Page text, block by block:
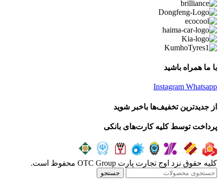
با ما همراه باشید
Instagram Whatsapp
از جدیدترین تخفیف‌ها باخبر شوید
پرداخت توسط کلیه کارت‌های بانکی
کلیه حقوق نزد اوج تجارت پارت OTC Group محفوظ است.
جستجو